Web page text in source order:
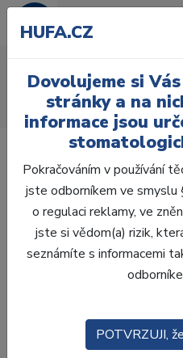
Úvod Zuby
AcryRock
AcryRock 1x28 S41-I41-
HUFA.CZ
Dovolujeme si
stránky a na
informace jsou
Pokračováním v používání
jste odborníkem ve smyslu
o regulaci reklamy, ve
jste si vědom(a) rizik,
seznámíte s informacemi
POTVRZUJI,